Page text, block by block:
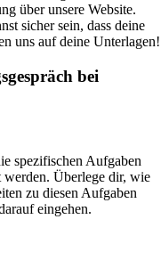
über unsere Website.
sicher sein, dass deine
uns auf deine Unterlagen!
bei
spezifischen Aufgaben
werden. Überlege dir, wie
zu diesen Aufgaben
eingehen.